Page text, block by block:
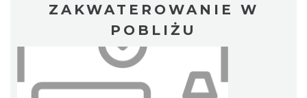
ZAKWATEROWANIE W
POBLIŻU